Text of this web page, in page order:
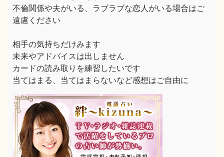
不倫関係や夫がいる、ラブラブな恋人がいる場合はご
遠慮ください
相手の気持ちだけみます
未来やアドバイスは出しません
カードの読み取りを練習したいです
当てはまる、当てはまらないなど感想はご自由に